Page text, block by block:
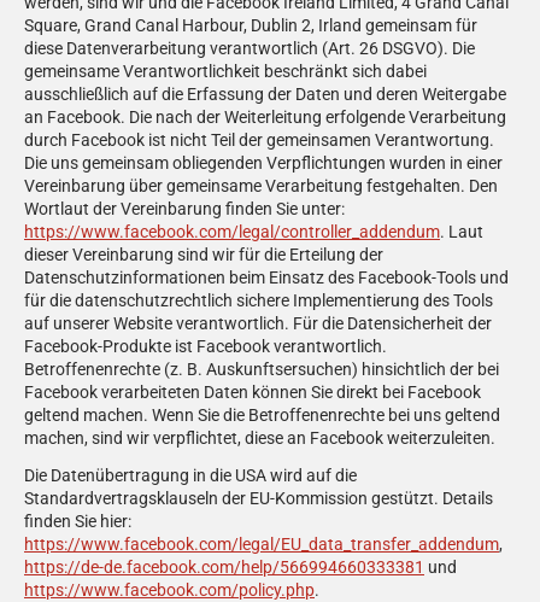
Square, Grand Canal Harbour, Dublin 2, Irland gemeinsam für
diese Datenverarbeitung verantwortlich (Art. 26 DSGVO). Die
gemeinsame Verantwortlichkeit beschränkt sich dabei
ausschließlich auf die Erfassung der Daten und deren Weitergabe
an Facebook. Die nach der Weiterleitung erfolgende Verarbeitung
durch Facebook ist nicht Teil der gemeinsamen Verantwortung.
Die uns gemeinsam obliegenden Verpflichtungen wurden in einer
Vereinbarung über gemeinsame Verarbeitung festgehalten. Den
Wortlaut der Vereinbarung finden Sie unter:
https://www.facebook.com/legal/controller_addendum. Laut
dieser Vereinbarung sind wir für die Erteilung der
Datenschutzinformationen beim Einsatz des Facebook-Tools und
für die datenschutzrechtlich sichere Implementierung des Tools
auf unserer Website verantwortlich. Für die Datensicherheit der
Facebook-Produkte ist Facebook verantwortlich.
Betroffenenrechte (z. B. Auskunftsersuchen) hinsichtlich der bei
Facebook verarbeiteten Daten können Sie direkt bei Facebook
geltend machen. Wenn Sie die Betroffenenrechte bei uns geltend
machen, sind wir verpflichtet, diese an Facebook weiterzuleiten.
Die Datenübertragung in die USA wird auf die
Standardvertragsklauseln der EU-Kommission gestützt. Details
finden Sie hier:
https://www.facebook.com/legal/EU_data_transfer_addendum,
https://de-de.facebook.com/help/566994660333381 und
https://www.facebook.com/policy.php.